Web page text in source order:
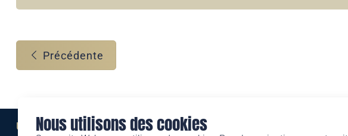
Nous utilisons des cookies
Précédente
Une marque de